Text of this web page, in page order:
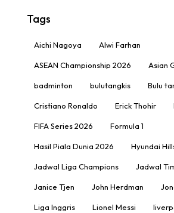
Tags
Aichi Nagoya Alwi Farhan
ASEAN Championship 2026 Asian
badminton bulutangkis Bulu
Cristiano Ronaldo Erick Thohir
FIFA Series 2026 Formula 1
Hasil Piala Dunia 2026 Hyundai
Jadwal Liga Champions Jadwal
Janice Tjen John Herdman
Liga Inggris Lionel Messi